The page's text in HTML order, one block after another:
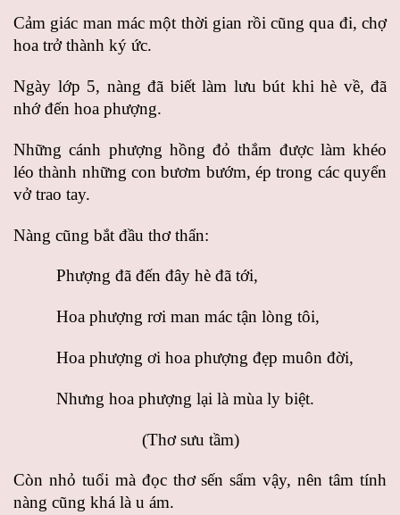
Cảm giác man mác một thời gian rồi cũng qua đi, chợ
hoa trở thành ký ức.
Ngày lớp 5, nàng đã biết làm lưu bút khi hè về, đã
nhớ đến hoa phượng.
Những cánh phượng hồng đỏ thắm được làm khéo
léo thành những con bươm bướm, ép trong các quyển
vở trao tay.
Nàng cũng bắt đầu thơ thẩn:
Phượng đã đến đây hè đã tới,
Hoa phượng rơi man mác tận lòng tôi,
Hoa phượng ơi hoa phượng đẹp muôn đời,
Nhưng hoa phượng lại là mùa ly biệt.
(Thơ sưu tầm)
Còn nhỏ tuổi mà đọc thơ sến sẩm vậy, nên tâm tính
nàng cũng khá là u ám.